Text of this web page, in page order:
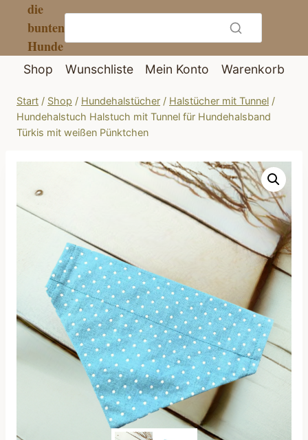
Inhalt
springen
die
bunten
Hunde
Shop Wunschliste Mein Konto Warenkorb
Start / Shop / Hundehalstücher / Halstücher mit Tunnel /
Hundehalstuch Halstuch mit Tunnel für Hundehalsband
Türkis mit weißen Pünktchen